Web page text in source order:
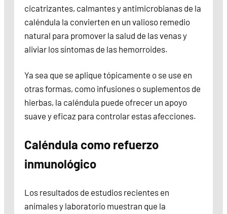
cicatrizantes, calmantes y antimicrobianas de la
caléndula la convierten en un valioso remedio
natural para promover la salud de las venas y
aliviar los síntomas de las hemorroides.
Ya sea que se aplique tópicamente o se use en
otras formas, como infusiones o suplementos de
hierbas, la caléndula puede ofrecer un apoyo
suave y eficaz para controlar estas afecciones.
Caléndula como refuerzo
inmunológico
Los resultados de estudios recientes en
animales y laboratorio muestran que la